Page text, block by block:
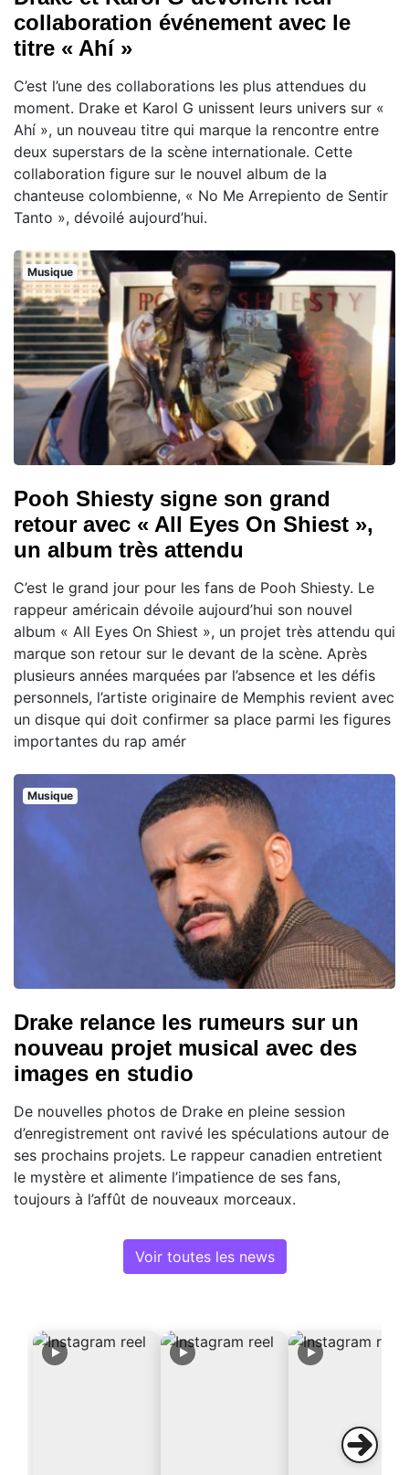
collaboration événement avec le
titre « Ahí »
C’est l’une des collaborations les plus attendues du
moment. Drake et Karol G unissent leurs univers sur «
Ahí », un nouveau titre qui marque la rencontre entre
deux superstars de la scène internationale. Cette
collaboration figure sur le nouvel album de la
chanteuse colombienne, « No Me Arrepiento de Sentir
Tanto », dévoilé aujourd’hui.
Musique
Pooh Shiesty signe son grand
retour avec « All Eyes On Shiest »,
un album très attendu
C’est le grand jour pour les fans de Pooh Shiesty. Le
rappeur américain dévoile aujourd’hui son nouvel
album « All Eyes On Shiest », un projet très attendu qui
marque son retour sur le devant de la scène. Après
plusieurs années marquées par l’absence et les défis
personnels, l’artiste originaire de Memphis revient avec
un disque qui doit confirmer sa place parmi les figures
importantes du rap amér
Musique
Drake relance les rumeurs sur un
nouveau projet musical avec des
images en studio
De nouvelles photos de Drake en pleine session
d’enregistrement ont ravivé les spéculations autour de
ses prochains projets. Le rappeur canadien entretient
le mystère et alimente l’impatience de ses fans,
toujours à l’affût de nouveaux morceaux.
Voir toutes les news